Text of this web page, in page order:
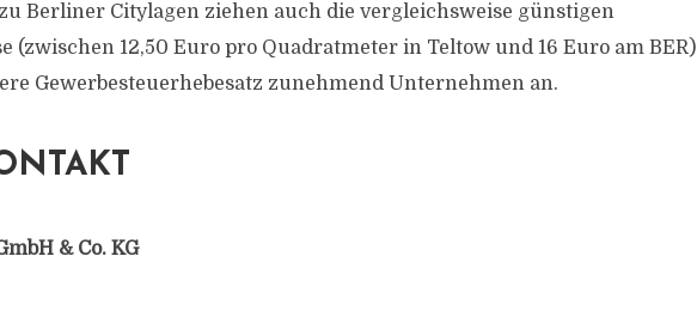
Berliner Citylagen ziehen auch die vergleichsweise günstigen
(zwischen 12,50 Euro pro Quadratmeter in Teltow und 16 Euro am BER)
Gewerbesteuerhebesatz zunehmend Unternehmen an.
& Co. KG